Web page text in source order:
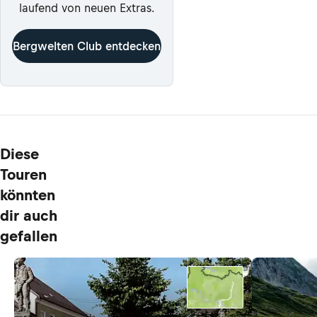
laufend von neuen Extras.
Bergwelten Club entdecken
Diese
Touren
könnten
dir auch
gefallen